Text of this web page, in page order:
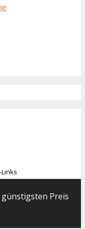
Preis